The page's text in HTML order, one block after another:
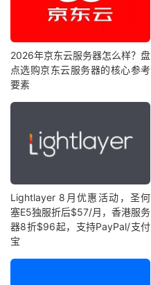
2026年京东云服务器怎么样？盘
点选购京东云服务器的核心参考
要素
Lightlayer 8月优惠活动，圣何
塞E5独服折后$57/月，香港服务
器8折$96起，支持PayPal/支付
宝